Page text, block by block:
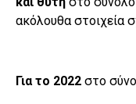
ακόλουθα στοιχεία
Για το 2022 στο